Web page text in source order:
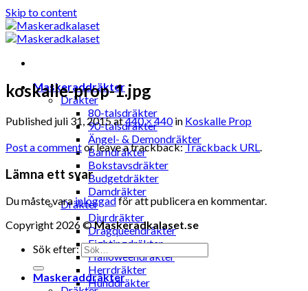
Skip to content
Maskeraddräkter
Dräkter
80-talsdräkter
90-talsdräkter
Ängel- & Demondräkter
Barndräkter
Bokstavsdräkter
Budgetdräkter
Damdräkter
Dräkter
Djurdräkter
Dragqueendräkter
Fightingdräkter
Halloweendräkter
Herrdräkter
Hunddräkter
koskalle-prop-1.jpg
Published juli 31, 2015at440 × 440in Koskalle Prop
Post a commentor leave a trackback:Trackback URL.
Lämna ett svar
Du måste varainloggadför att publicera en kommentar.
Copyright 2026 ©Maskeradkalaset.se
Sök efter:
Maskeraddräkter